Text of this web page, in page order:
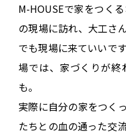
M-HOUSEで家をつく
の現場に訪れ、大工さ
でも現場に来ていいで
場では、 家づくりが終
も。
実際に自分の家をつく
たちとの血の通った交